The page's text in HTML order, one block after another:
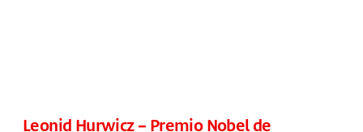
Leonid Hurwicz – Premio Nobel de